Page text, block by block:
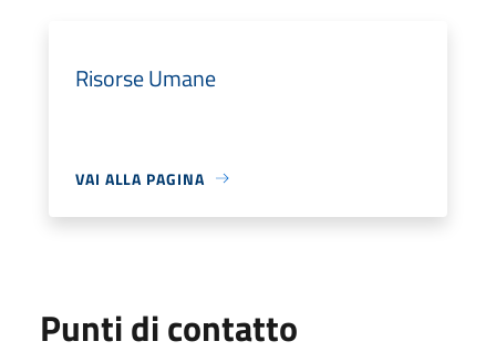
Risorse Umane
VAI ALLA PAGINA
Punti di contatto